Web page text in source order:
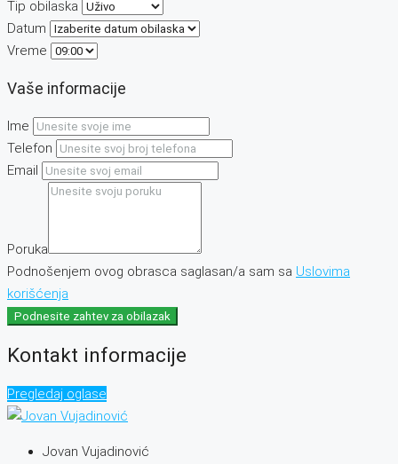
Tip obilaska
Datum
Vreme
Vaše informacije
Ime
Telefon
Email
Poruka
Podnošenjem ovog obrasca saglasan/a sam sa Uslovima
korišćenja
Podnesite zahtev za obilazak
Kontakt informacije
Pregledaj oglase
Jovan Vujadinović